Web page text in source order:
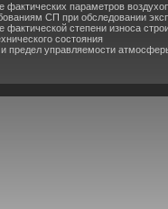
фактических параметров
СП при обследовании
фактической степени износа
состояния
предел управляемости